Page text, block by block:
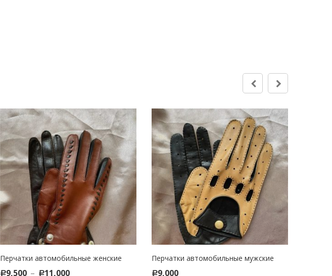
Перчатки автомобильные женские
Р9,500 – Р11,000
SELECT OPTIONS
Перчатки автомобильные мужские
Р9,000
ADD TO CART